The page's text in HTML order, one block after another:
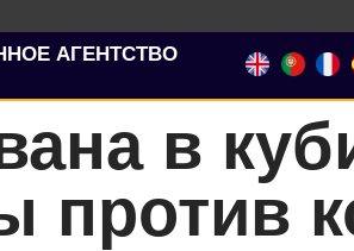
АГЕНТСТВО
в
против